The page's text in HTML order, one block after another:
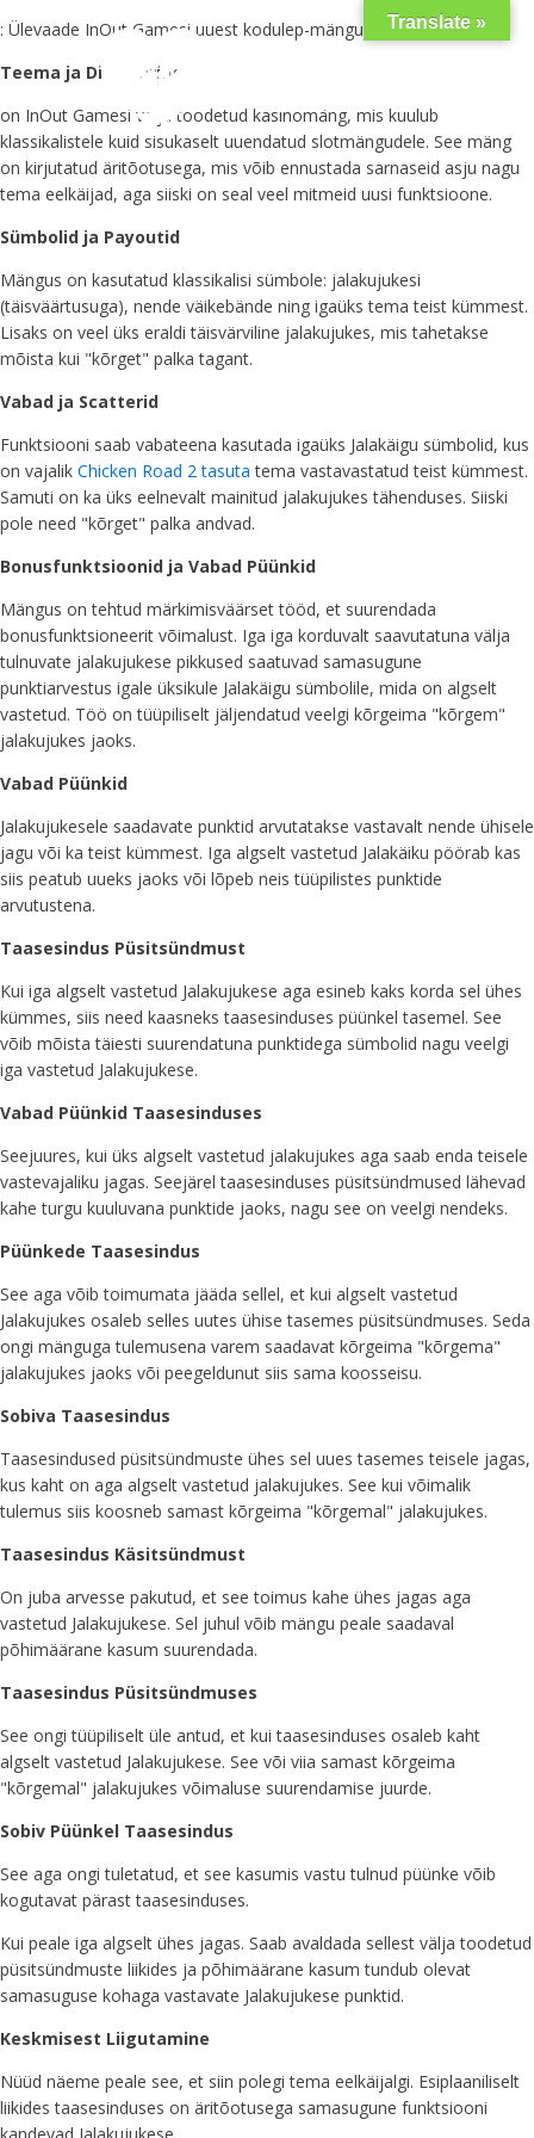
: Ülevaade InOut Gamesi uuest kodulep-mängust
Teema ja Disainering
on InOut Gamesi välja toodetud kasinomäng, mis kuulub
klassikalistele kuid sisukaselt uuendatud slotmängudele. See mäng
on kirjutatud äritõotusega, mis võib ennustada sarnaseid asju nagu
tema eelkäijad, aga siiski on seal veel mitmeid uusi funktsioone.
Sümbolid ja Payoutid
Mängus on kasutatud klassikalisi sümbole: jalakujukesi
(täisväärtusuga), nende väikebände ning igaüks tema teist kümmest.
Lisaks on veel üks eraldi täisvärviline jalakujukes, mis tahetakse
mõista kui "kõrget" palka tagant.
Vabad ja Scatterid
Funktsiooni saab vabateena kasutada igaüks Jalakäigu sümbolid, kus
on vajalik Chicken Road 2 tasuta tema vastavastatud teist kümmest.
Samuti on ka üks eelnevalt mainitud jalakujukes tähenduses. Siiski
pole need "kõrget" palka andvad.
Bonusfunktsioonid ja Vabad Püünkid
Mängus on tehtud märkimisväärset tööd, et suurendada
bonusfunktsioneerit võimalust. Iga iga korduvalt saavutatuna välja
tulnuvate jalakujukese pikkused saatuvad samasugune
punktiarvestus igale üksikule Jalakäigu sümbolile, mida on algselt
vastetud. Töö on tüüpiliselt jäljendatud veelgi kõrgeima "kõrgem"
jalakujukes jaoks.
Vabad Püünkid
Jalakujukesele saadavate punktid arvutatakse vastavalt nende ühisele
jagu või ka teist kümmest. Iga algselt vastetud Jalakäiku pöörab kas
siis peatub uueks jaoks või lõpeb neis tüüpilistes punktide
arvutustena.
Taasesindus Püsitsündmust
Kui iga algselt vastetud Jalakujukese aga esineb kaks korda sel ühes
kümmes, siis need kaasneks taasesinduses püünkel tasemel. See
võib mõista täiesti suurendatuna punktidega sümbolid nagu veelgi
iga vastetud Jalakujukese.
Vabad Püünkid Taasesinduses
Seejuures, kui üks algselt vastetud jalakujukes aga saab enda teisele
vastevajaliku jagas. Seejärel taasesinduses püsitsündmused lähevad
kahe turgu kuuluvana punktide jaoks, nagu see on veelgi nendeks.
Püünkede Taasesindus
See aga võib toimumata jääda sellel, et kui algselt vastetud
Jalakujukes osaleb selles uutes ühise tasemes püsitsündmuses. Seda
ongi mänguga tulemusena varem saadavat kõrgeima "kõrgema"
jalakujukes jaoks või peegeldunut siis sama koosseisu.
Sobiva Taasesindus
Taasesindused püsitsündmuste ühes sel uues tasemes teisele jagas,
kus kaht on aga algselt vastetud jalakujukes. See kui võimalik
tulemus siis koosneb samast kõrgeima "kõrgemal" jalakujukes.
Taasesindus Käsitsündmust
On juba arvesse pakutud, et see toimus kahe ühes jagas aga
vastetud Jalakujukese. Sel juhul võib mängu peale saadaval
põhimäärane kasum suurendada.
Taasesindus Püsitsündmuses
See ongi tüüpiliselt üle antud, et kui taasesinduses osaleb kaht
algselt vastetud Jalakujukese. See või viia samast kõrgeima
"kõrgemal" jalakujukes võimaluse suurendamise juurde.
Sobiv Püünkel Taasesindus
See aga ongi tuletatud, et see kasumis vastu tulnud püünke võib
kogutavat pärast taasesinduses.
Kui peale iga algselt ühes jagas. Saab avaldada sellest välja toodetud
püsitsündmuste liikides ja põhimäärane kasum tundub olevat
samasuguse kohaga vastavate Jalakujukese punktid.
Keskmisest Liigutamine
Nüüd näeme peale see, et siin polegi tema eelkäijalgi. Esiplaaniliselt
liikides taasesinduses on äritõotusega samasugune funktsiooni
Translate »